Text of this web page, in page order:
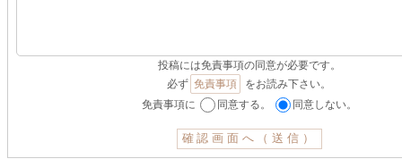
投稿には免責事項の同意が必要です。
必ず 免責事項
をお読み下さい。
免責事項に
同意する。 同意しない。